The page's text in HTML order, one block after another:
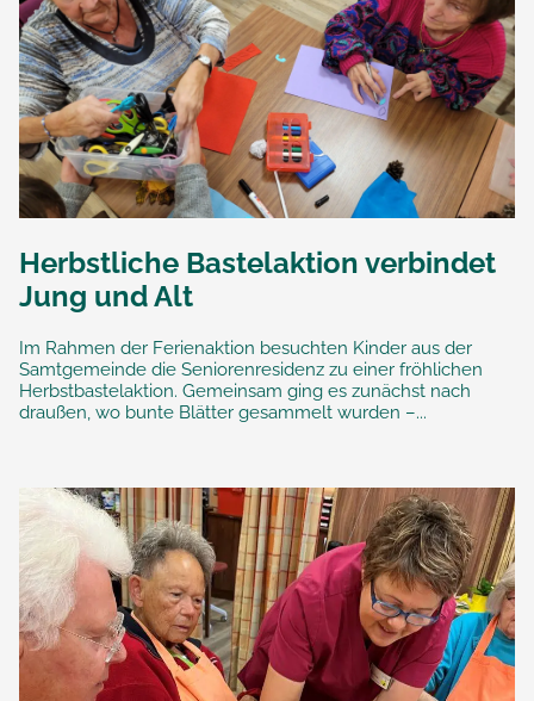
Herbstliche Bastelaktion verbindet
Jung und Alt
Im Rahmen der Ferienaktion besuchten Kinder aus der
Samtgemeinde die Seniorenresidenz zu einer fröhlichen
Herbstbastelaktion. Gemeinsam ging es zunächst nach
draußen, wo bunte Blätter gesammelt wurden –...